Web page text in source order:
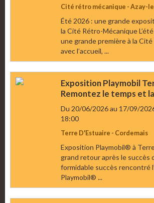
Cité rétro mécanique - Azay-
Été 2026 : une grande
la Cité Rétro-Mécanique
une grande première à la
avec l’accueil, ...
Exposition Playmobil
Remontez le temps et
Du 20/06/2026au 17/09/
18:00
Terre D'Estuaire - Cordemais
Exposition Playmobil® à
grand retour après le succès
formidable succès rencontré
Playmobil® ...